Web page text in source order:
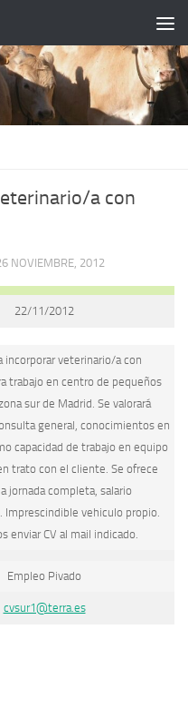
a con
NOVIEMBRE, 2012
22/11/2012
incorporar veterinario/a con
trabajo en centro de pequeños
sur de Madrid. Se valorará
general, conocimientos en
capacidad de trabajo en equipo
trato con el cliente. Se ofrece
jornada completa, salario
Imprescindible vehiculo propio.
enviar CV al mail indicado.
Empleo Pivado
cvsur1@terra.es